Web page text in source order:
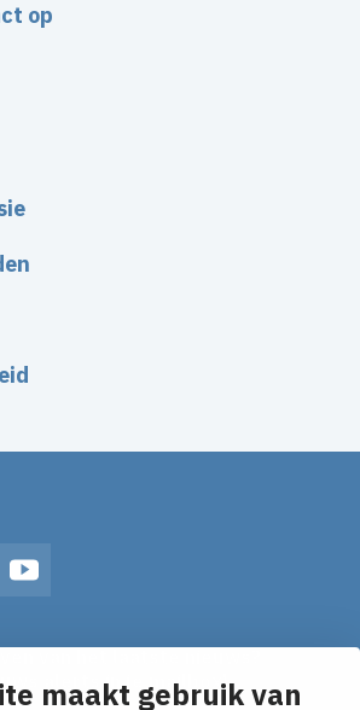
maakt gebruik van
op
YouTube
alerts in je mailbox!